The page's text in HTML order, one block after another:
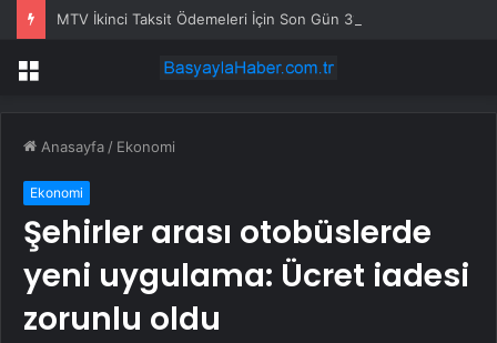
MTV İkinci Taksit Ödemeleri İçin Son Gün 31 Temmuz
Menü
Anasayfa / Ekonomi
Ekonomi
Şehirler arası otobüslerde
yeni uygulama: Ücret iadesi
zorunlu oldu